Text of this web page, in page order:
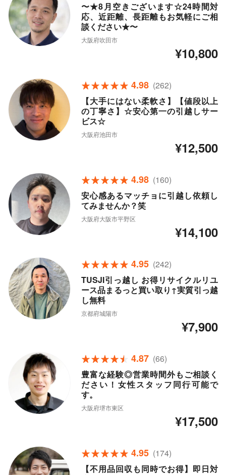
〜★8月空きございます☆24時間対
応、近距離、長距離もお気軽にご相
談ください★〜
大阪府吹田市
¥10,800
4.98 (262)
【大手にはない柔軟さ】【値段以上
の丁寧さ】☆安心第一の引越しサー
ビス☆
大阪府池田市
¥12,500
4.98 (160)
安心感あるマッチョに引越し依頼し
てみませんか？笑
大阪府大阪市平野区
¥14,100
4.95 (242)
TUSJI引っ越し お得リサイクルリユ
ース品まるっと買い取り↑実質引っ越
し無料
京都府城陽市
¥7,900
4.87 (66)
豊富な経験◎営業時間外もご相談く
ださい！女性スタッフ同行可能で
す。
大阪府堺市東区
¥17,500
4.95 (174)
【不用品回収も同時でお得】即日対